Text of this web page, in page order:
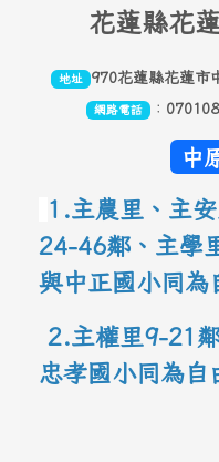
花蓮縣花
地址 970花蓮縣花蓮市
網路電話 ：
中
1.主農里、主
24-46鄰、主學
與中正國小同為
2.主權里9-21
忠孝國小同為自